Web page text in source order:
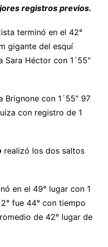
registros previos.
terminó en el 42°
gigante del esquí
Sara Héctor con 1´55″
Brignone con 1´55″ 97
con registro de 1
realizó los dos saltos
en el 49° lugar con 1
2° fue 44° con tiempo
de 42° lugar de